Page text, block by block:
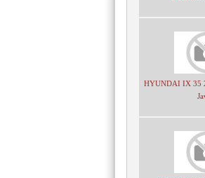
HYUNDAI IX 35